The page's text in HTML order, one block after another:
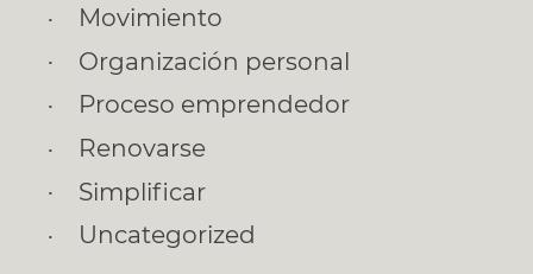
Movimiento
Organización personal
Proceso emprendedor
Renovarse
Simplificar
Uncategorized